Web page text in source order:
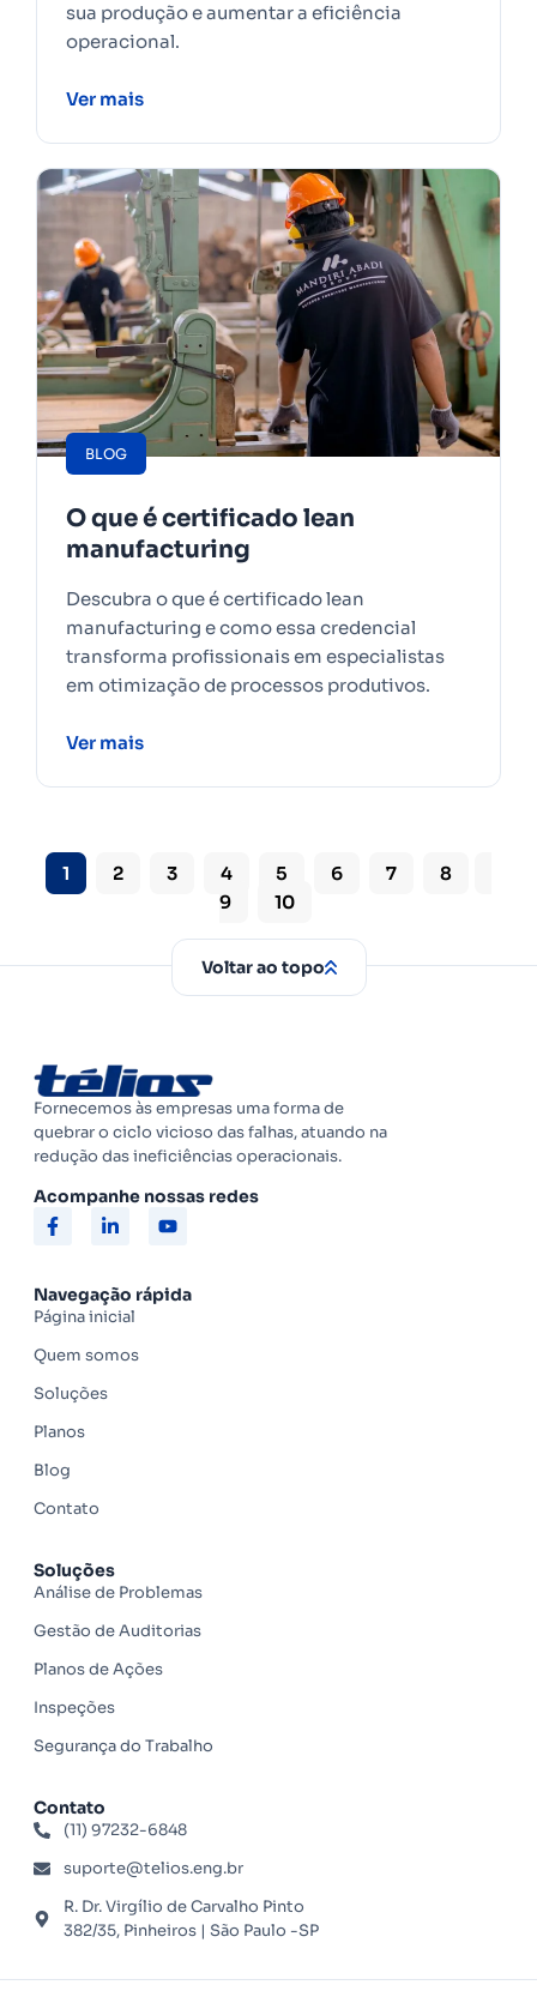
sua produção e aumentar a eficiência
operacional.
Ver mais
BLOG
O que é certificado lean
manufacturing
Descubra o que é certificado lean
manufacturing e como essa credencial
transforma profissionais em especialistas
em otimização de processos produtivos.
Ver mais
1 2 3 4 5 6 7
8
9
10
Voltar ao topo
Fornecemos às empresas uma forma de
quebrar o ciclo vicioso das falhas, atuando na
redução das ineficiências operacionais.
Acompanhe nossas redes
Navegação rápida
Página inicial
Quem somos
Soluções
Planos
Blog
Contato
Soluções
Análise de Problemas
Gestão de Auditorias
Planos de Ações
Inspeções
Segurança do Trabalho
Contato
(11) 97232-6848
suporte@telios.eng.br
R. Dr. Virgílio de Carvalho Pinto
382/35, Pinheiros | São Paulo -SP